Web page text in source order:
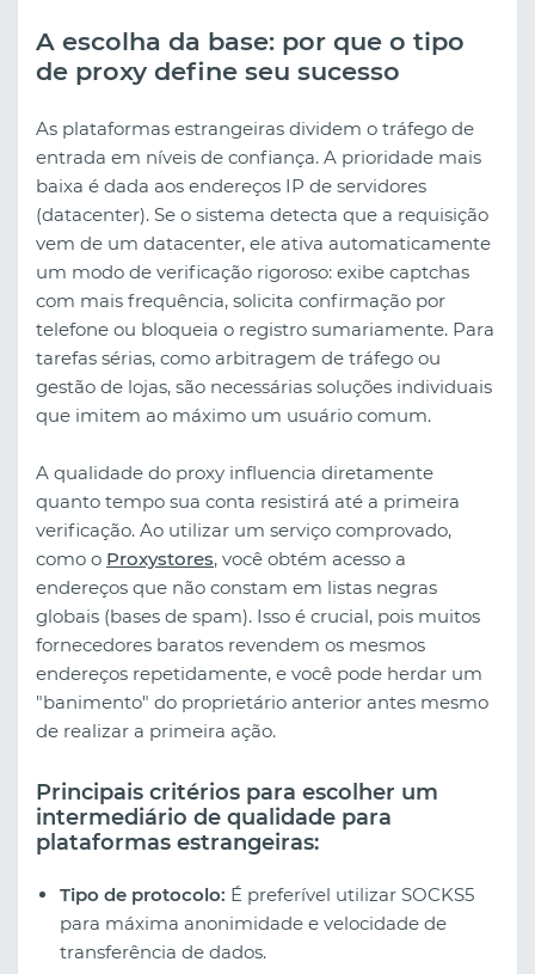
A escolha da base: por que o tipo
de proxy define seu sucesso
As plataformas estrangeiras dividem o tráfego de
entrada em níveis de confiança. A prioridade mais
baixa é dada aos endereços IP de servidores
(datacenter). Se o sistema detecta que a requisição
vem de um datacenter, ele ativa automaticamente
um modo de verificação rigoroso: exibe captchas
com mais frequência, solicita confirmação por
telefone ou bloqueia o registro sumariamente. Para
tarefas sérias, como arbitragem de tráfego ou
gestão de lojas, são necessárias soluções individuais
que imitem ao máximo um usuário comum.
A qualidade do proxy influencia diretamente
quanto tempo sua conta resistirá até a primeira
verificação. Ao utilizar um serviço comprovado,
como o Proxystores, você obtém acesso a
endereços que não constam em listas negras
globais (bases de spam). Isso é crucial, pois muitos
fornecedores baratos revendem os mesmos
endereços repetidamente, e você pode herdar um
"banimento" do proprietário anterior antes mesmo
de realizar a primeira ação.
Principais critérios para escolher um
intermediário de qualidade para
plataformas estrangeiras:
Tipo de protocolo: É preferível utilizar SOCKS5
para máxima anonimidade e velocidade de
transferência de dados.